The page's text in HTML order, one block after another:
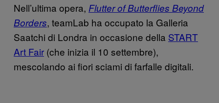
Nell’ultima opera, Flutter of Butterflies Beyond
Borders, teamLab ha occupato la Galleria
Saatchi di Londra in occasione della START
Art Fair (che inizia il 10 settembre),
mescolando ai fiori sciami di farfalle digitali.